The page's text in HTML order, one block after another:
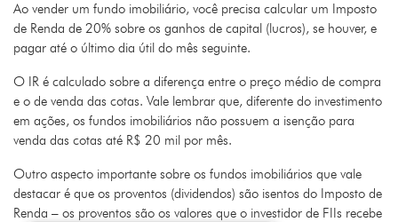
Ao vender um fundo imobiliário, você precisa calcular um Imposto
de Renda de 20% sobre os ganhos de capital (lucros), se houver, e
pagar até o último dia útil do mês seguinte.
O IR é calculado sobre a diferença entre o preço médio de compra
e o de venda das cotas. Vale lembrar que, diferente do investimento
em ações, os fundos imobiliários não possuem a isenção para
venda das cotas até R$ 20 mil por mês.
Outro aspecto importante sobre os fundos imobiliários que vale
destacar é que os proventos (dividendos) são isentos do Imposto de
Renda – os proventos são os valores que o investidor de FIIs recebe